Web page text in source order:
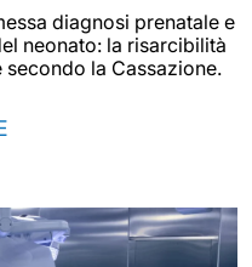
diagnosi prenatale e
neonato: la risarcibilità
la Cassazione.